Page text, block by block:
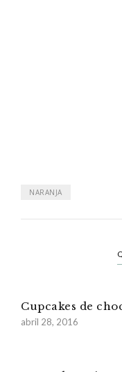
NARANJA
Cupcakes de
abril 28, 2016